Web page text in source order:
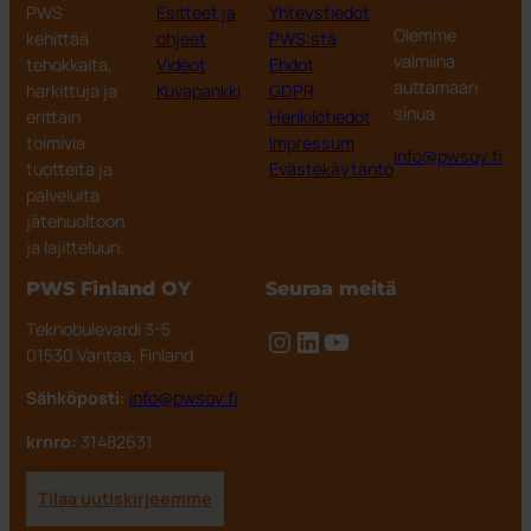
PWS
kehittää
tehokkaita,
harkittuja ja
erittäin
toimivia
tuotteita ja
palveluita
jätehuoltoon
ja lajitteluun.
Esitteet ja
ohjeet
Videot
Kuvapankki
Yhteystiedot
PWS:stä
Ehdot
GDPR
Henkilötiedot
Impressum
Evästekäytäntö
Olemme
valmiina
auttamaan
sinua
info@pwsoy.fi
PWS Finland OY
Teknobulevardi 3-5
01530 Vantaa, Finland
Sähköposti: info@pwsoy.fi
krnro: 31482631
Seuraa meitä
Instagram
LinkedIn
YouTube
Tilaa uutiskirjeemme